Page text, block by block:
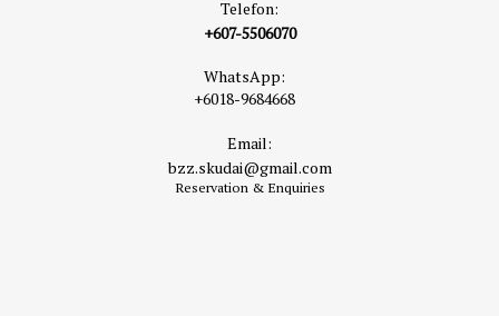
Telefon:
+607-5506070
WhatsApp:
+6018-9684668
Email:
bzz.skudai@gmail.com
Reservation & Enquiries